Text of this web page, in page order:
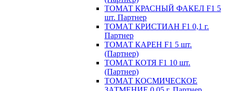
ТОМАТ КРАСНЫЙ ФАКЕЛ F1 5
шт. Партнер
ТОМАТ КРИСТИАН F1 0,1 г.
Партнер
ТОМАТ КАРЕН F1 5 шт.
(Партнер)
ТОМАТ КОТЯ F1 10 шт.
(Партнер)
ТОМАТ КОСМИЧЕСКОЕ